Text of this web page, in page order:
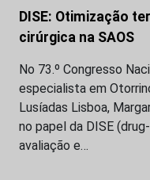
DISE: Otimização
cirúrgica na SAOS
No 73.º Congresso
especialista em
Lusíadas Lisboa,
no papel da DISE
avaliação e…